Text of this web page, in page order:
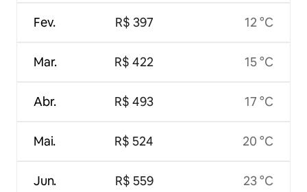
Fev.
Mar.
Abr.
Mai.
Jun.
R$ 397
R$ 422
R$ 493
R$ 524
R$ 559
12 °C
15 °C
17 °C
20 °C
23 °C